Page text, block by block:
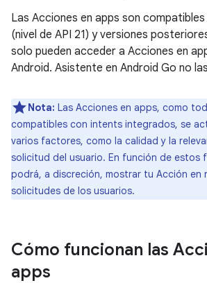
Las Acciones en apps son
(nivel de API 21) y versiones
solo pueden acceder a Acciones en
Android. Asistente en Android Go no
Nota: Las Acciones en apps, como
compatibles con intents integrados, se
varios factores, como la calidad y la
solicitud del usuario. En función de estos
podrá, a discreción, mostrar tu Acción en
solicitudes de los usuarios.
Cómo funcionan las
apps